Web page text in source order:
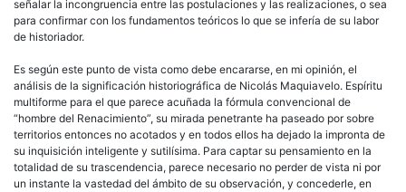
señalar la incongruencia entre las postulaciones y las realizaciones, o sea
para confirmar con los fundamentos teóricos lo que se infería de su labor
de historiador.
Es según este punto de vista como debe encararse, en mi opinión, el
análisis de la significación historiográfica de Nicolás Maquiavelo. Espíritu
multiforme para el que parece acuñada la fórmula convencional de
“hombre del Renacimiento”, su mirada penetrante ha paseado por sobre
territorios entonces no acotados y en todos ellos ha dejado la impronta de
su inquisición inteligente y sutilísima. Para captar su pensamiento en la
totalidad de su trascendencia, parece necesario no perder de vista ni por
un instante la vastedad del ámbito de su observación, y concederle, en